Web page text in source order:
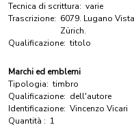
Tecnica di scrittura: varie
Trascrizione: 6079. Lugano
Zürich.
Qualificazione: titolo
Marchi ed emblemi
Tipologia: timbro
Qualificazione: dell'autore
Identificazione: Vincenzo Vicari
Quantità : 1